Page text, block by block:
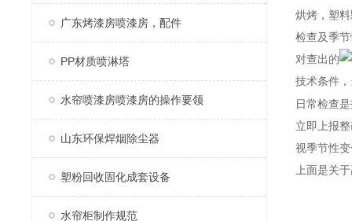
广东烤漆房喷漆房，配件
PP材质喷淋塔
水帘喷漆房喷漆房的操作要领
山东环保焊烟除尘器
塑粉回收固化成套设备
水帘柜制作规范
烘烤，塑
检查及季
对查出的
技术条件
日常检查
立即上报
视季节性
上面是关